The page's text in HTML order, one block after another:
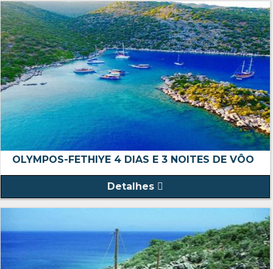
OLYMPOS-FETHIYE 4 DIAS E 3 NOITES DE VÔO
Detalhes